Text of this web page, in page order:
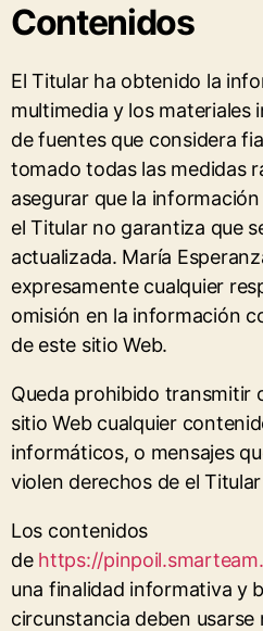
Contenidos
El Titular ha obtenido la
multimedia y los materiales
de fuentes que considera
tomado todas las medidas
asegurar que la
el Titular no garantiza que
actualizada. María
expresamente cualquier
omisión en la información
de este sitio Web.
Queda prohibido transmitir
sitio Web cualquier
informáticos, o mensajes
violen derechos de el
Los contenidos
de https://
una finalidad informativa y
circunstancia deben